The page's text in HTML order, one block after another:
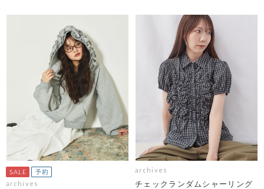
archives
archives
チェックランダムシャーリング